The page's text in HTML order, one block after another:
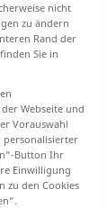
nicht
zu ändern
Rand der
Sie in
Webseite und
Vorauswahl
personalisierter
Button Ihr
Einwilligung
zu den Cookies